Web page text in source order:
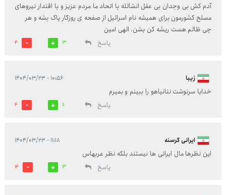
آدم کش بی وجدان بی عقل انشالله با اتحاد ما مردم عزیز و با اقتدار نیروهای
مسلح کشورمون برای همیشه نام اسرائیل از صفحه ی روزگار پاک بشه و هر
چی ظالم هست ریشه کن بشن. الهی امین
پاسخ
13
4
زیبا ۱۰:۵۶ - ۱۴۰۴/۰۳/۲۳
خدایا سرنوشت نتانیاهو را ببینم و بمیرم
پاسخ
11
4
ایرانی گرسنه ۱۱:۱۸ - ۱۴۰۴/۰۳/۲۳
این نظرها مال ایرانی ها نیستند بلکه نظر عربهاس
پاسخ
13
14